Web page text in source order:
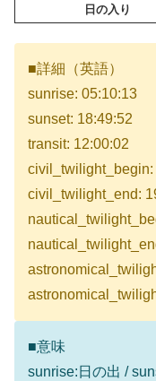
日の入り
■詳細（英語）
sunrise: 05:10:13
sunset: 18:49:52
transit: 12:00:02
civil_twilight_begin:
civil_twilight_end:
■意味
sunrise:日の出 /